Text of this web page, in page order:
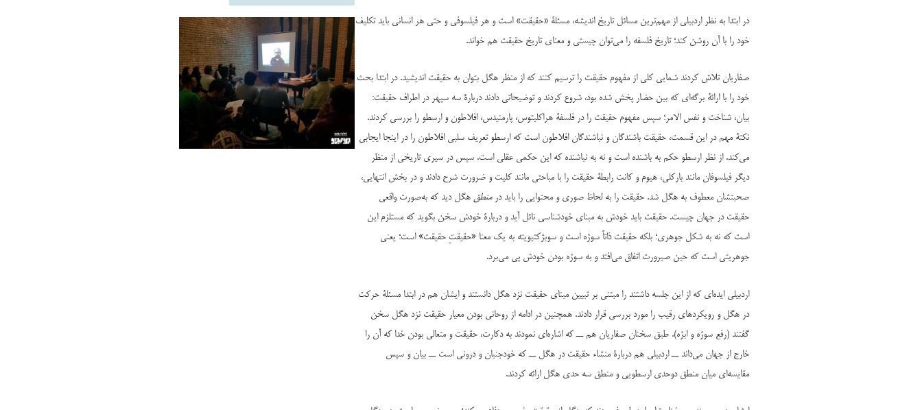
در ابتدا به نظر اردبیلی از مهم‌ترین مسائل تاریخ اندیشه، مسئلۀ «حقیقت»است و هر فیلسوفی و حتی هر انسانی باید تکلیف
خود را با آن روشن کند؛ تاریخ فلسفه را می‌توان چیستی و معنای تاریخ حقیقت هم خواند.
صفاریان تلاش کردند شمایی کلی از مفهوم حقیقت را ترسیم کنند که از منظر هگل بتوان به حقیقت اندیشید. در ابتدا بحث
خود را با ارائۀ برگه‌ای که بین حضار پخش شده بود، شروع کردند و توضیحاتی دادند دربارۀ سه سپهر در اطراف حقیقت:
بیان، شناخت و نفس الامر؛ سپس مفهوم حقیقت را در فلسفۀ هراکلیتوس، پارمنیدس، افلاطون و ارسطو را بررسی کردند.
نکتۀ مهم در این قسمت، حقیقت باشندگان و نباشندگان افلاطون است که ارسطو تعریف سلبی افلاطون را در اینجا ایجابی
می‌کند. از نظر ارسطو حکم به باشنده است و نه به نباشنده که این حکمی عقلی است. سپس در سیری تاریخی از منظر
دیگر فیلسوفان مانند بارکلی، هیوم و کانت رابطۀ حقیقت را با مباحثی مانند کلیت و ضرورت شرح دادند و در بخش انتهایی،
صحبتشان معطوف به هگل شد. حقیقت را به لحاظ صوری و محتوایی را باید درمنطق هگل دید که به‌صورت واقعی
حقیقت در جهان چیست. حقیقت باید خودش به مبنای خودشناسی نائل آید و دربارۀ خودش سخن بگوید که مستلزم این
است که نه به شکل جوهری؛ بلکه حقیقت ذاتاً سوژه است و سوبژکتیویته به یک معنا «حقیقتِ حقیقت» است؛ یعنی
جوهریتی است که حین صیرورت اتفاق می‌افتد و به سوژه بودن خودش پی می‌برد.
اردبیلی ایده‌ای که از این جلسه داشتند را مبتنی بر تبیین مبنای حقیقت نزد هگل دانستند و ایشان هم در ابتدا مسئلۀ حرکت
در هگل و رویکردهای رقیب را مورد بررسی قرار دادند. همچنین در ادامه از روحانی بودن معیار حقیقت نزد هگل سخن
گفتند (رفع سوژه و ابژه). طبق سخنان صفاریان هم ــ که اشاره‌ای نمودند به دکارت، حقیقت و متعالی بودن خدا که آن را
خارج از جهان می‌داند ــ اردبیلی هم دربارۀ منشاء حقیقت در هگل ــ که خودجنبان و درونی است ــ بیان و سپس
مقایسه‌ای میان منطق دوحدی ارسطویی و منطق سه حدی هگل ارائه کردند.